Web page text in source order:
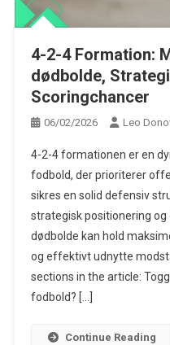
4-2-4 Formation:
dødbolde,
Scoringchancer
06/02/2026 Leo
4-2-4 formationen er en
fodbold, der prioriterer
sikres en solid defensiv
strategisk positionering
dødbolde kan hold
og effektivt udnytte
sections in the article:
fodbold? […]
Continue Reading